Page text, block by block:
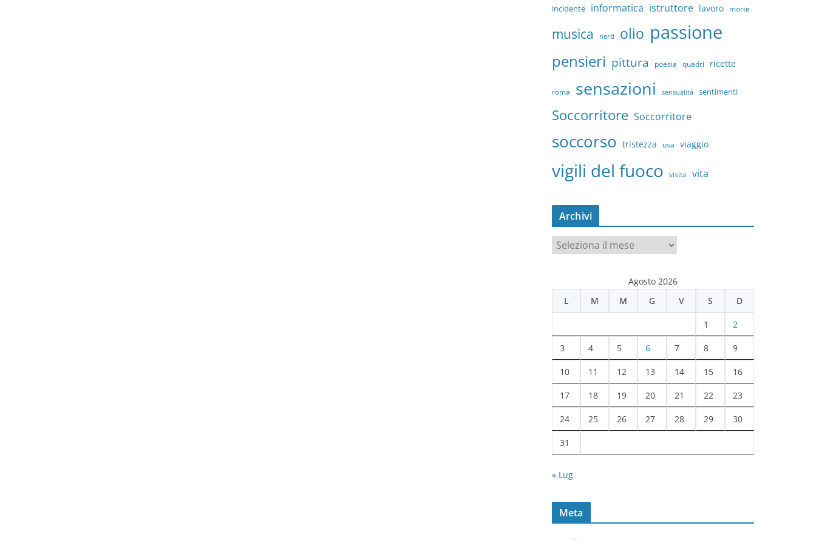
incidente informatica istruttore lavoro morte
musica nerd olio passione
pensieri pittura poesia quadri ricette
roma sensazioni sensualità sentimenti
Soccorritore Soccorritore
soccorso tristezza usa viaggio
vigili del fuoco visita vita
Archivi
r
h
i
Agosto 2026
L
M M G V S D
1 2
3 4 5 6 7 8 9
10 11 12 13 14 15 16
17 18 19 20 21 22 23
24 25 26 27 28 29 30
31
« Lug
Meta